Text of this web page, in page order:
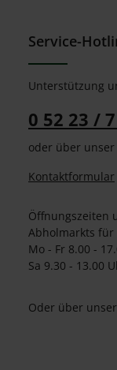
Service-
Unterstützung
0 52 23 /
oder über unser
Kontaktformular
Öffnungszeiten
Abholmarkts
Mo - Fr 8.00 -
Sa 9.30 - 13.00
Oder über unser